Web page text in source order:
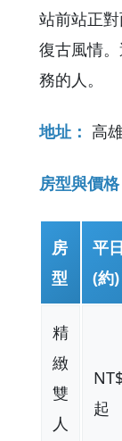
站前站正
復古風情
務的人。
地址： 高
房型與價格
房
型
平
(約)
精
緻
雙
人
起